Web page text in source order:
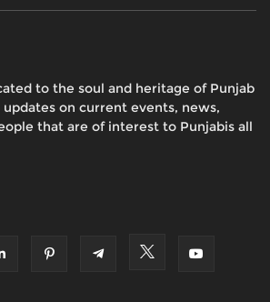
to the soul and heritage of Punjab
on current events, news,
that are of interest to Punjabis all